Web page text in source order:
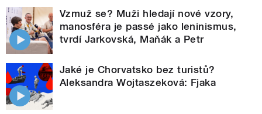
Vzmuž se? Muži hledají nové vzory,
manosféra je passé jako leninismus,
tvrdí Jarkovská, Maňák a Petr
Jaké je Chorvatsko bez turistů?
Aleksandra Wojtaszeková: Fjaka